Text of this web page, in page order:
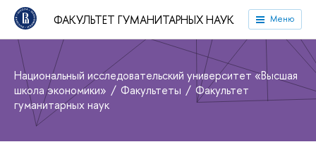
ФАКУЛЬТЕТ ГУМАНИТАРНЫХ НАУК Меню
Национальный исследовательский университет «Высшая
школа экономики»
Факультеты
Факультет
гуманитарных наук